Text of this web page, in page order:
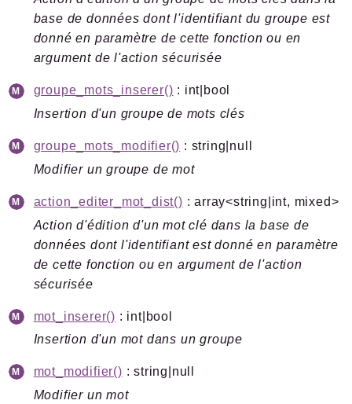
SPIP / Mots
Reports
Deprecated
Errors
Markers
Indices
Files
Documentation générée le 01 07 2026 à 08h15
base de données dont l'identifiant du groupe est
donné en paramètre de cette fonction ou en
argument de l'action sécurisée
groupe_mots_inserer() : int|bool
Insertion d'un groupe de mots clés
groupe_mots_modifier() : string|null
Modifier un groupe de mot
action_editer_mot_dist() : array<string|int, mixed>
Action d'édition d'un mot clé dans la base de
données dont l'identifiant est donné en paramètre
de cette fonction ou en argument de l'action
sécurisée
mot_inserer() : int|bool
Insertion d'un mot dans un groupe
mot_modifier() : string|null
Modifier un mot